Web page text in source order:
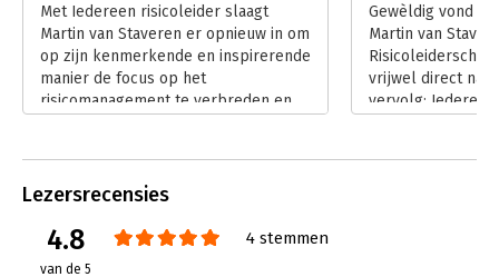
Met Iedereen risicoleider slaagt
Martin van Staveren er opnieuw in om
op zijn kenmerkende en inspirerende
manier de focus op het
risicomanagement te verbreden en
Gewèldig vond ik
Martin van
vrijwel direct na
vervolg:
Lezersrecensies
4.8
van de 5
4 stemmen